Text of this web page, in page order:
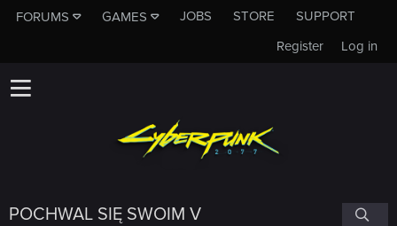
FORUMS GAMES JOBS STORE
SUPPORT
Log in
Register
POCHWAL SIĘ SWOIM V